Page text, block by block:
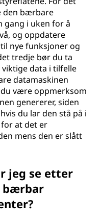
den bærbare
gang i uken for å
og oppdatere
nye funksjoner og
tredje bør du ta
data i tilfelle
datamaskinen
være oppmerksom
genererer, siden
du lar den stå på i
at det er
mens den er slått
jeg se etter
bærbar